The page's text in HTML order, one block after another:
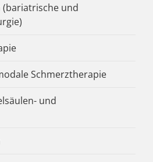
und
Schmerztherapie
und